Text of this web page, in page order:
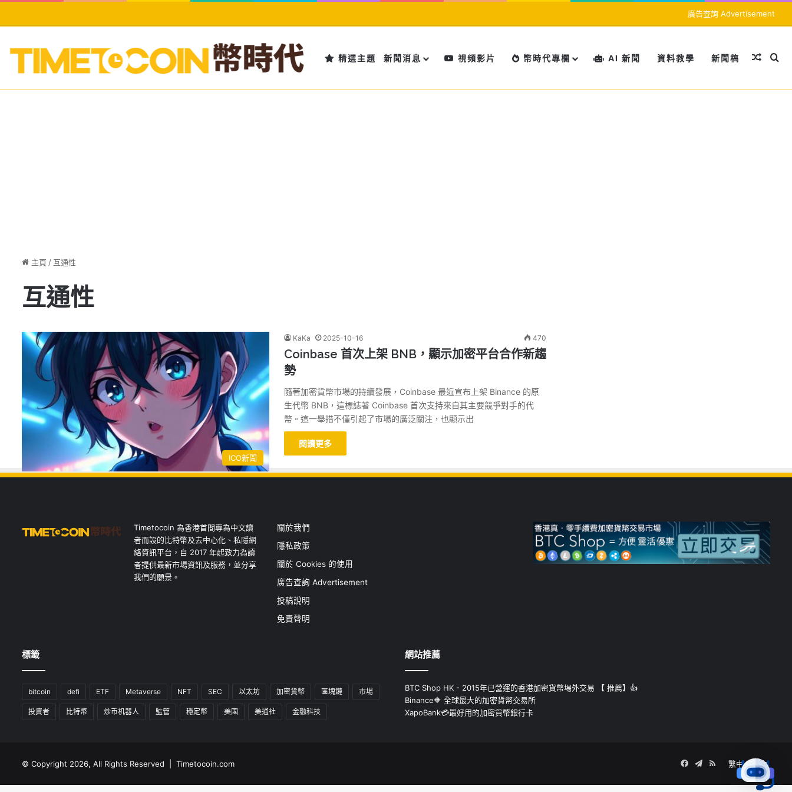
廣告查詢 Advertisement
精選主題 新聞消息 視頻影片 幣時代專欄 AI 新聞 資料教學 新聞稿 隨機文
搜
主頁 / 互通性
互通性
ICO新聞
KaKa 2025-10-16 470
Coinbase 首次上架 BNB，顯示加密平台合作新趨
勢
隨著加密貨幣市場的持續發展，Coinbase 最近宣布上架 Binance 的原
生代幣 BNB，這標誌著 Coinbase 首次支持來自其主要競爭對手的代
幣。這一舉措不僅引起了市場的廣泛關注，也顯示出
閱讀更多
Timetocoin 為香港首間專為中文讀
者而設的比特幣及去中心化、私隱網
絡資訊平台，自 2017 年起致力為讀
者提供最新市場資訊及服務，並分享
我們的願景。
關於我們
隱私政策
關於 Cookies 的使用
廣告查詢 Advertisement
投稿說明
免責聲明
標籤
bitcoin defi ETF Metaverse NFT SEC 以太坊 加密貨幣 區塊鏈 市場
投資者 比特幣 炒币机器人 監管 穩定幣 美國 美通社 金融科技
網站推薦
BTC Shop HK - 2015年已營運的香港加密貨幣埸外交易 【 推薦】👍
Binance🔶 全球最大的加密貨幣交易所
XapoBank💳最好用的加密貨幣銀行卡
© Copyright 2026, All Rights Reserved | Timetocoin.com 繁中 簡中
Facebook
Telegram
RSS